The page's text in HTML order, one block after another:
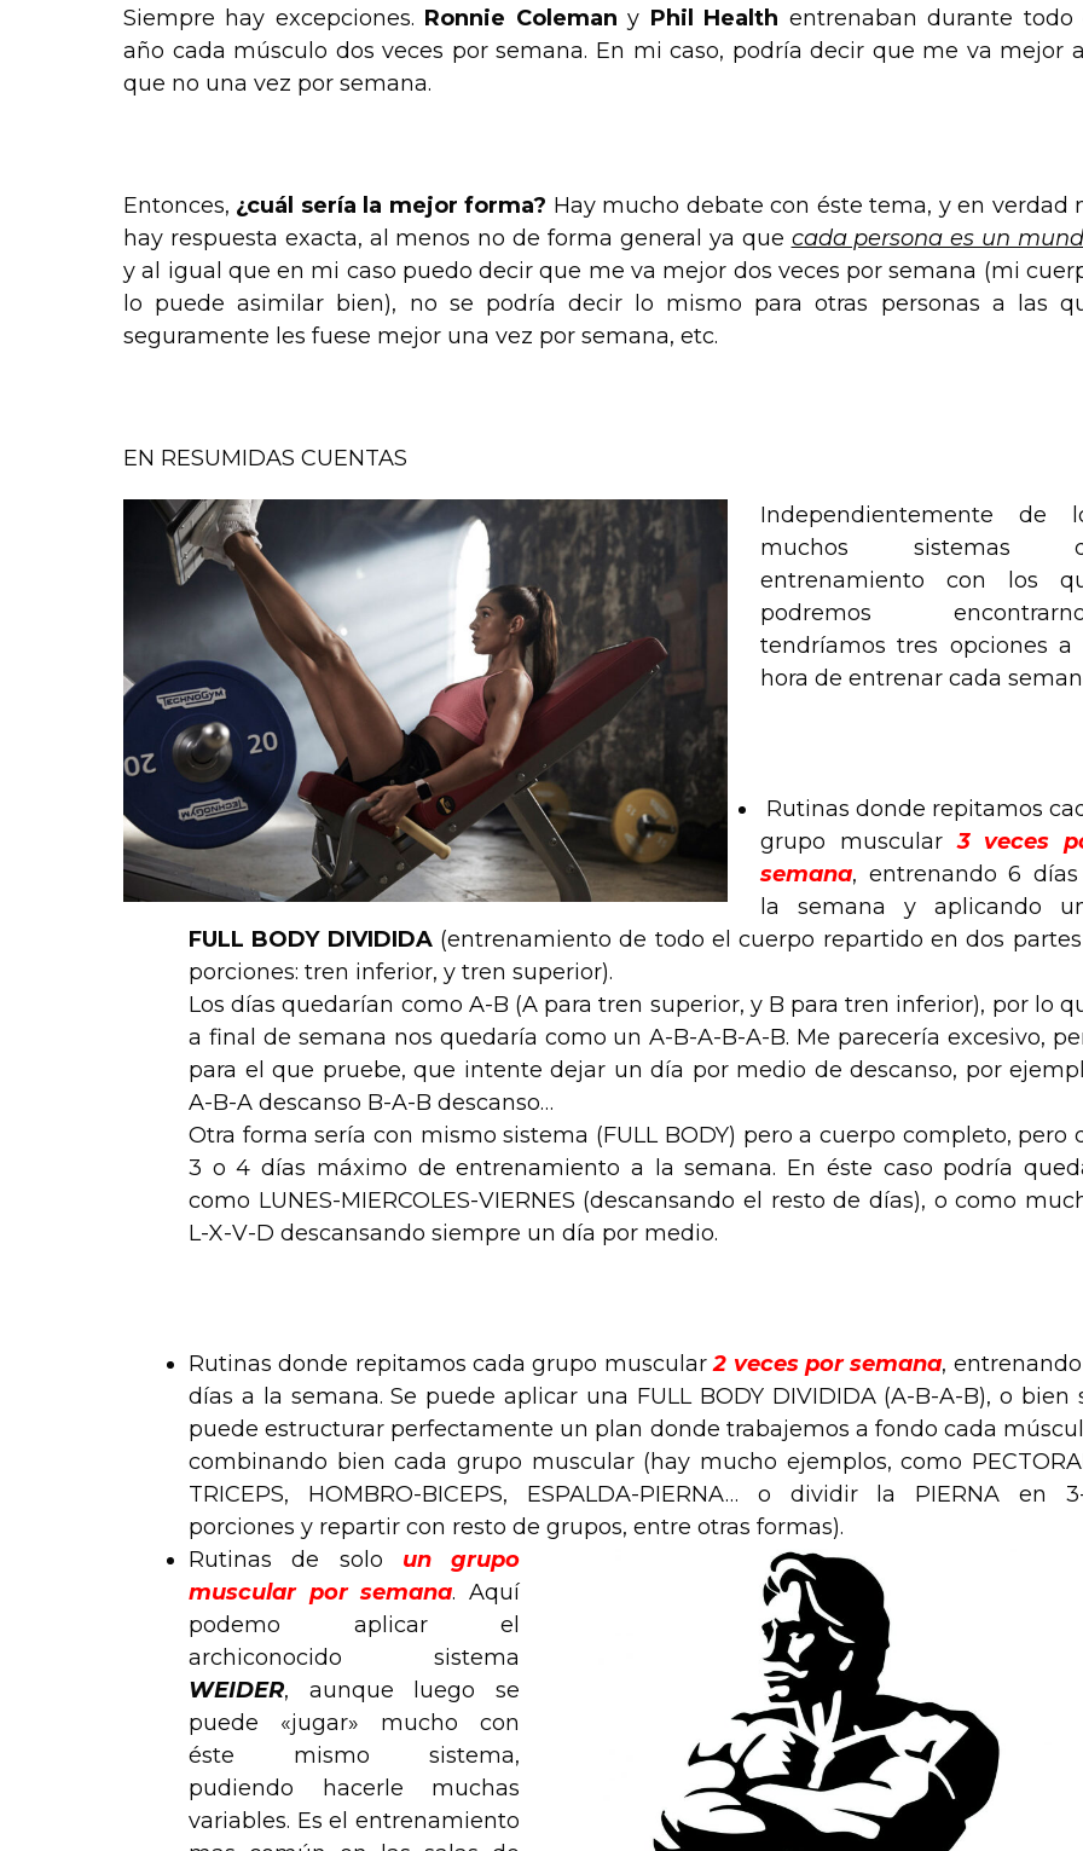
Siempre hay excepciones. Ronnie Coleman y Phil Health entrenaban durante todo
año cada músculo dos veces por semana. En mi caso, podría decir que me va mejor
que no una vez por semana.
Entonces, ¿cuál sería la mejor forma? Hay mucho debate con éste tema, y en verdad
hay respuesta exacta, al menos no de forma general ya que cada persona es un
y al igual que en mi caso puedo decir que me va mejor dos veces por semana (mi
lo puede asimilar bien), no se podría decir lo mismo para otras personas a las
seguramente les fuese mejor una vez por semana, etc.
EN RESUMIDAS CUENTAS
Independientemente de
muchos sistemas
entrenamiento con los
podremos
tendríamos tres opciones a
hora de entrenar cada
Rutinas donde repitamos
grupo muscular3 veces
semana, entrenando 6 días
la semana y aplicando
FULL BODY DIVIDIDA(entrenamiento de todo el cuerpo repartido en dos
porciones: tren inferior, y tren superior).
Los días quedarían como A-B (A para tren superior, y B para tren inferior), por lo
a final de semana nos quedaría como un A-B-A-B-A-B. Me parecería excesivo,
para el que pruebe, que intente dejar un día por medio de descanso, por
A-B-A descanso B-A-B descanso…
Otra forma sería con mismo sistema (FULL BODY) pero a cuerpo completo, pero
3 o 4 días máximo de entrenamiento a la semana. En éste caso podría
como LUNES-MIERCOLES-VIERNES (descansando el resto de días), o como
L-X-V-D descansando siempre un día por medio.
Rutinas donde repitamos cada grupo muscular2 veces por semana,
días a la semana. Se puede aplicar una FULL BODY DIVIDIDA (A-B-A-B), o bien
puede estructurar perfectamente un plan donde trabajemos a fondo cada
combinando bien cada grupo muscular (hay mucho ejemplos, como
TRICEPS, HOMBRO-BICEPS, ESPALDA-PIERNA… o dividir la PIERNA en
porciones y repartir con resto de grupos, entre otras formas).
Rutinas de solo un grupo
muscular por semana. Aquí
podemo aplicar el
archiconocido sistema
WEIDER, aunque luego se
puede «jugar» mucho con
éste mismo sistema,
pudiendo hacerle muchas
variables. Es el entrenamiento